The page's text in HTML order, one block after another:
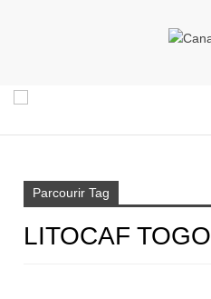
Parcourir Tag
LITOCAF TOGO